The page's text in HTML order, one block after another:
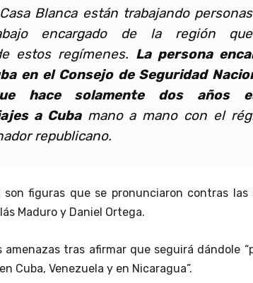
Blanca están trabajando
encargado de la región
estos regímenes. La persona
en el Consejo de Seguridad
hace solamente dos años
a Cubamano a mano con el
republicano.
son figuras que se pronunciaron contras las
Maduro y Daniel Ortega.
tras afirmar que seguirá dándole
Cuba, Venezuela y en Nicaragua”.